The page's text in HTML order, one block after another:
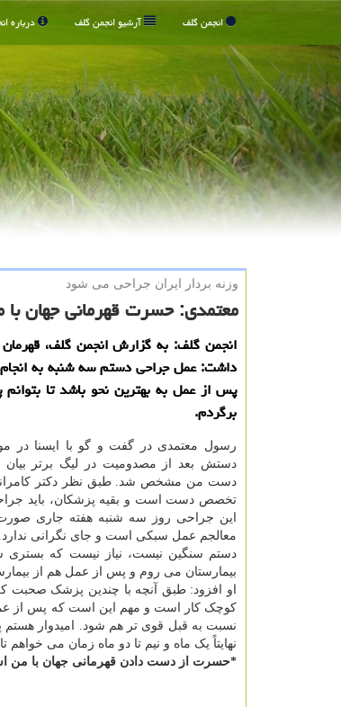
انجمن گلف آرشیو انجمن گلف درباره
وزنه بردار ایران جراحی می شود
معتمدی: حسرت قهرمانی جهان
انجمن گلف: به گزارش انجمن گلف، قهرمان
داشت: عمل جراحی دستم سه شنبه به انجام
پس از عمل به بهترین نحو باشد تا
برگردم.
رسول معتمدی در گفت و گو با ایسنا در
دستش بعد از مصدومیت در لیگ برتر
دست من مشخص شد. طبق نظر دکتر
تخصص دست است و بقیه پزشکان، باید
این جراحی روز سه شنبه هفته جاری صورت
معالجم عمل سبکی است و جای نگرانی
دستم سنگین نیست، نیاز نیست که
بیمارستان می روم و پس از عمل هم از
او افزود: طبق آنچه با چندین پزشک
کوچک کار است و مهم این است که پس از
نسبت به قبل قوی تر هم شود. امیدوار
نهایتاً یک ماه و نیم تا دو ماه زمان می خواهم
*حسرت از دست دادن قهرمانی جهان با من